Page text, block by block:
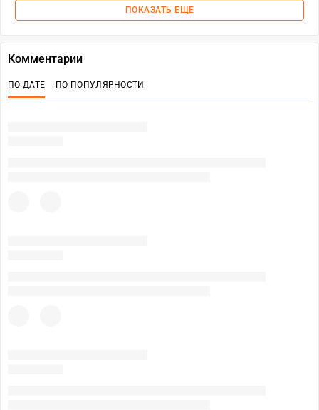
ПОКАЗАТЬ ЕЩЕ
Комментарии
ПО ДАТЕ ПО ПОПУЛЯРНОСТИ